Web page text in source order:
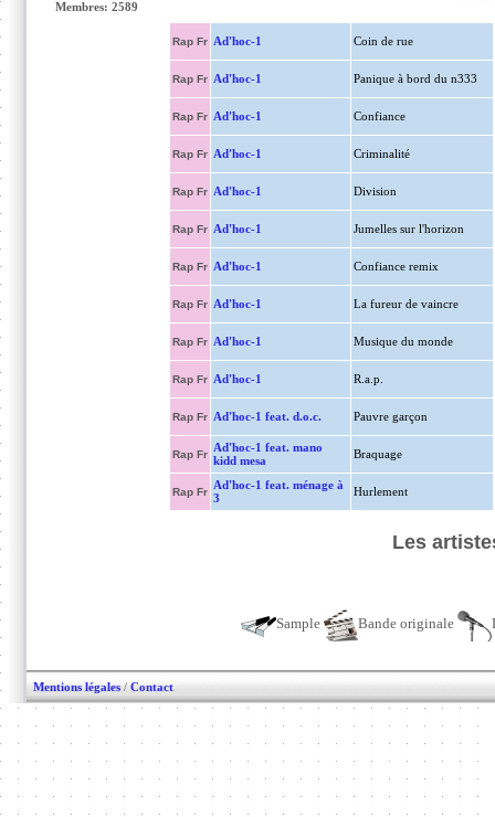
Membres: 2589
Rap Fr Ad'hoc-1 Coin de rue
Rap Fr Ad'hoc-1 Panique à bord du n333
Rap Fr Ad'hoc-1 Confiance
Rap Fr Ad'hoc-1 Criminalité
Rap Fr Ad'hoc-1 Division
Rap Fr Ad'hoc-1 Jumelles sur l'horizon
Rap Fr Ad'hoc-1 Confiance remix
Rap Fr Ad'hoc-1 La fureur de vaincre
Rap Fr Ad'hoc-1 Musique du monde
Rap Fr Ad'hoc-1 R.a.p.
Rap Fr Ad'hoc-1 feat. d.o.c. Pauvre garçon
Rap Fr
Ad'hoc-1 feat. mano
kidd mesa
Braquage
Rap Fr
Ad'hoc-1 feat. ménage à
3
Hurlement
Les
Sample Bande originale
Mentions légales / Contact